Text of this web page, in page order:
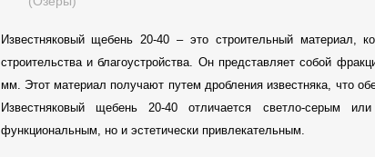
Известняковый щебень 20-40 – это строительный материал,
строительства и благоустройства. Он представляет собой
мм. Этот материал получают путем дробления известняка, что
Известняковый щебень 20-40 отличается светло-серым
функциональным, но и эстетически привлекательным.